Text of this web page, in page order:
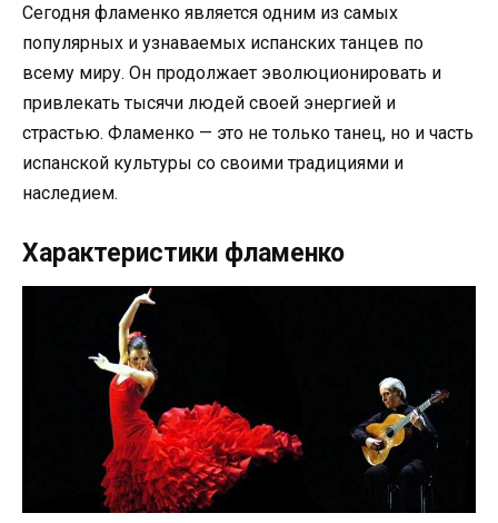
Сегодня фламенко является одним из самых
популярных и узнаваемых испанских танцев по
всему миру. Он продолжает эволюционировать и
привлекать тысячи людей своей энергией и
страстью. Фламенко — это не только танец, но и часть
испанской культуры со своими традициями и
наследием.
Характеристики фламенко